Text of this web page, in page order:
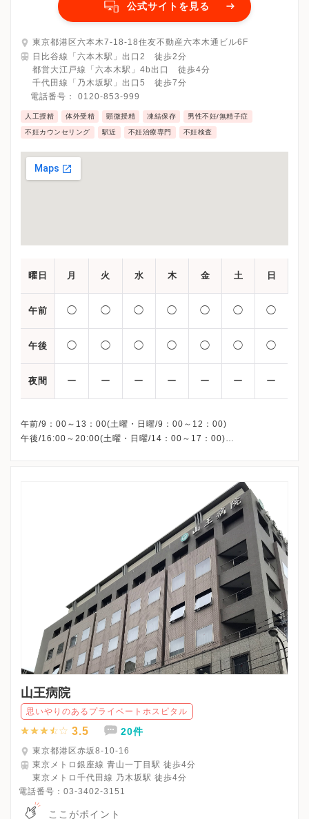
公式サイトを見る
東京都港区六本木7-18-18住友不動産六本木通ビル6F
日比谷線「六本木駅」出口2 徒歩2分
都営大江戸線「六本木駅」4b出口 徒歩4分
千代田線「乃木坂駅」出口5 徒歩7分
電話番号： 0120-853-999
人工授精 体外受精 顕微授精 凍結保存 男性不妊/無精子症
不妊カウンセリング 駅近 不妊治療専門 不妊検査
曜日 月 火 水 木 金 土 日
午前 ◯ ◯ ◯ ◯ ◯ ◯ ◯
午後 ◯ ◯ ◯ ◯ ◯ ◯ ◯
夜間 ー ー ー ー ー ー ー
午前/9：00～13：00(土曜・日曜/9：00～12：00)
午後/16:00～20:00(土曜・日曜/14：00～17：00)
山王病院
思いやりのあるプライベートホスピタル
3.5 20件
東京都港区赤坂8-10-16
東京メトロ銀座線 青山一丁目駅 徒歩4分
東京メトロ千代田線 乃木坂駅 徒歩4分
電話番号： 03-3402-3151
ここがポイント